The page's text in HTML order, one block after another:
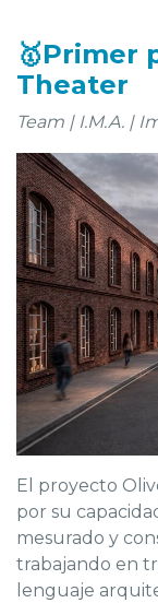
🥇Primer
Theater
Team | I.M.A. |
El proyecto
por su
mesurado y
trabajando en
lenguaje